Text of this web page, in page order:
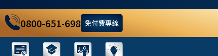
0800-651-698 免付費專線